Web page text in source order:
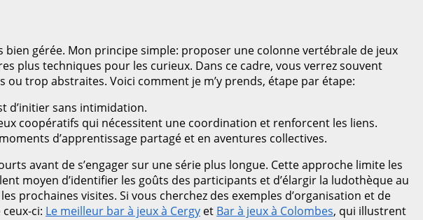
bien gérée. Mon principe simple: proposer une colonne vertébrale de jeux
plus techniques pour les curieux. Dans ce cadre, vous verrez souvent
trop abstraites. Voici comment je m’y prends, étape par étape:
d’initier sans intimidation.
coopératifs qui nécessitent une coordination et renforcent les liens.
d’apprentissage partagé et en aventures collectives.
avant de s’engager sur une série plus longue. Cette approche limite les
moyen d’identifier les goûts des participants et d’élargir la ludothèque au
prochaines visites. Si vous cherchez des exemples d’organisation et de
ci: Le meilleur bar à jeux à Cergy et Bar à jeux à Colombes, qui illustrent